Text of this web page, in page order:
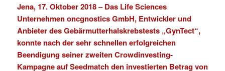
Jena, 17. Oktober 2018 –Das Life Sciences
Unternehmenoncgnostics GmbH, Entwickler und
Anbieter des Gebärmutterhalskrebstests „GynTect“,
konnte nach der sehr schnellen erfolgreichen
Beendigung seiner zweiten Crowdinvesting-
Kampagne aufSeedmatchden investierten Betrag von